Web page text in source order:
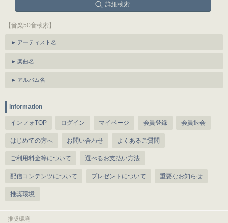
詳細検索
【音楽50音検索】
アーティスト名
楽曲名
アルバム名
information
インフォTOP ログイン マイページ 会員登録 会員退会
はじめての方へ お問い合わせ よくあるご質問
ご利用料金等について 選べるお支払い方法
配信コンテンツについて プレゼントについて 重要なお知らせ
推奨環境
推奨環境